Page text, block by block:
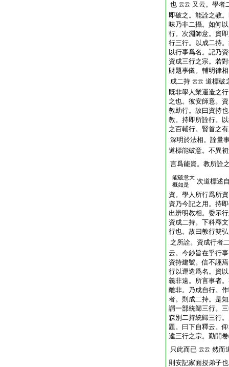
也 云云 又云。學者
即破之。能詮之教
味乃非二攝。如何
行。次淵師意。資
行三行。以成二持
以行事爲名。記乃
資成三行之宗。若
財題事儀。輔明律
成二持 云云 道標破
既非學人業運造之
之也。彼安師意。
教助行。故曰資持
教。持即所詮行。
之百輔行。賢首之
深明於法相。詮量
道標能破意。不異
言爲能資。教所詮
能破意大
概如是
次道標述
資。學人所行爲所
資乃今記之用。持
出辨明教相。委示
資成二持。下科釋
行也。故曰教行雙
之所詮。資成行者
云。今鈔旨在乎行
資持建號。信不誣
行以運造爲名。資
義非遠。所言事者
離非。乃成自行。
者。則成二持。是
謂一部統歸三行。
森別二持統歸三行
題。曰下自釋云。
違三行之宗。勤開
只此而已 云云 然而
則安記家面授弟子